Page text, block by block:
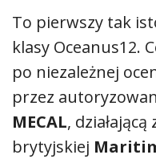
To pierwszy tak
klasy Oceanus12.
po niezależnej
przez
MECAL,
brytyjskiej